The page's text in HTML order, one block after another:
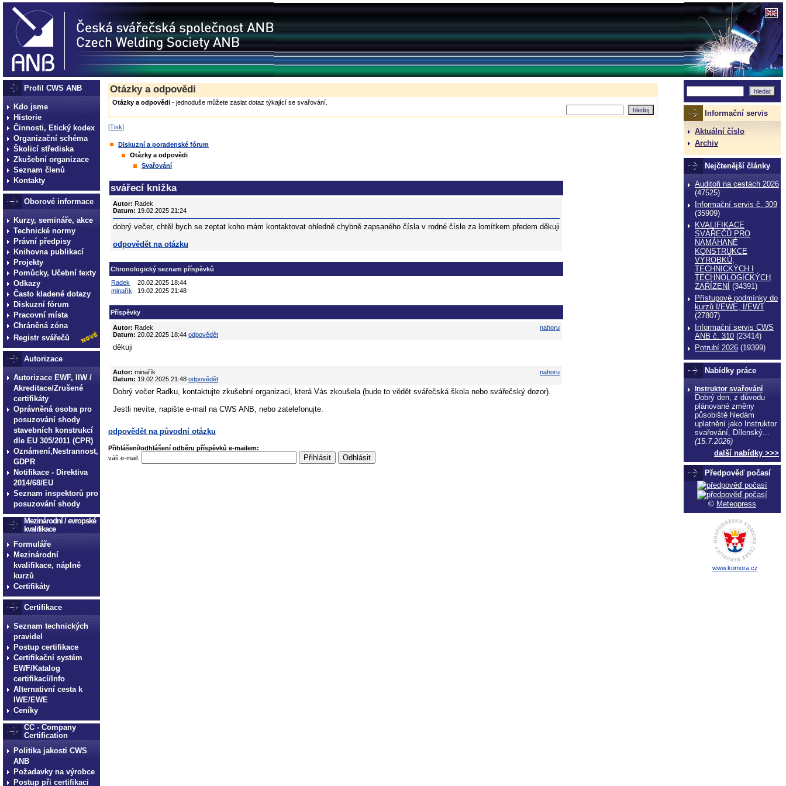
Profil CWS ANB
Kdo jsme
Historie
Činnosti, Etický kodex
Organizační schéma
Školicí střediska
Zkušební organizace
Seznam členů
Kontakty
Oborové informace
Kurzy, semináře, akce
Technické normy
Právní předpisy
Knihovna publikací
Projekty
Pomůcky, Učební texty
Odkazy
Často kladené dotazy
Diskuzní fórum
Pracovní místa
Chráněná zóna
Registr svářečů
Autorizace
Autorizace EWF, IIW /
Akreditace/Zrušené
certifikáty
Oprávněná osoba pro
posuzování shody
stavebních konstrukcí
dle EU 305/2011 (CPR)
Oznámení,Nestrannost,
GDPR
Notifikace - Direktiva
2014/68/EU
Seznam inspektorů pro
posuzování shody
Mezinárodní / evropské
kvalifikace
Formuláře
Mezinárodní
kvalifikace, náplně
kurzů
Certifikáty
Certifikace
Seznam technických
pravidel
Postup certifikace
Certifikační systém
EWF/Katalog
certifikací/Info
Alternativní cesta k
IWE/EWE
Ceníky
CC - Company
Certification
Politika jakosti CWS
ANB
Požadavky na výrobce
Postup při certifikaci
Otázky a odpovědi
Otázky a odpovědi - jednoduše můžete zaslat dotaz týkající se svařování.
[Tisk]
Diskuzní a poradenské fórum
Otázky a odpovědi
Svařování
svářecí knižka
Autor: Radek
Datum: 19.02.2025 21:24
dobrý večer, chtěl bych se zeptat koho mám kontaktovat ohledně chybně zapsaného čísla v rodné čísle za lomítkem předem děkuji
odpovědět na otázku
Chronologický seznam příspěvků
Radek
20.02.2025 18:44
minařík
19.02.2025 21:48
Příspěvky
Autor: Radek
Datum: 20.02.2025 18:44 odpovědět
nahoru
děkuji
Autor: minařík
Datum: 19.02.2025 21:48 odpovědět
nahoru
Dobrý večer Radku, kontaktujte zkušební organizaci, která Vás zkoušela (bude to vědět svářečská škola nebo svářečský dozor).
Jestli nevíte, napište e-mail na CWS ANB, nebo zatelefonujte.
odpovědět na původní otázku
Přihlášení/odhlášení odběru příspěvků e-mailem:
váš e-mail:
Informační servis
Aktuální číslo
Archiv
Nejčtenější články
Auditoři na cestách 2026
(47525)
Informační servis č. 309
(35909)
KVALIFIKACE
SVÁŘEČŮ PRO
NAMÁHANÉ
KONSTRUKCE
VÝROBKŮ,
TECHNICKÝCH I
TECHNOLOGICKÝCH
ZAŔÍZENÍ (34391)
Přístupové podmínky do
kurzů I/EWE, I/EWT
(27807)
Informační servis CWS
ANB č. 310 (23414)
Potrubí 2026 (19399)
Nabídky práce
Instruktor svařování
Dobrý den, z důvodu
plánované změny
působiště hledám
uplatnění jako Instruktor
svařování, Dílenský...
(15.7.2026)
další nabídky >>>
Předpověď počasí
© Meteopress
www.komora.cz